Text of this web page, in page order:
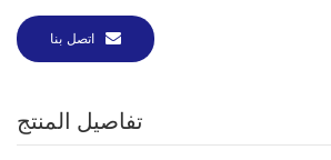
اتصل بنا
تفاصيل المنتج